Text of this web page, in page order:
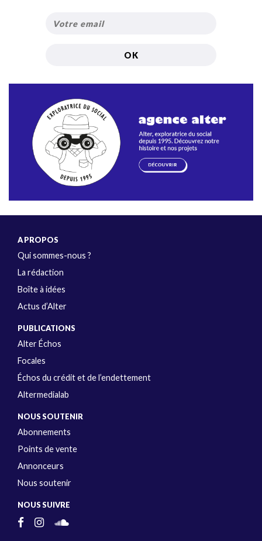
A PROPOS
Qui sommes-nous ?
La rédaction
Boîte à idées
Actus d’Alter
PUBLICATIONS
Alter Échos
Focales
Échos du crédit et de l’endettement
Altermedialab
NOUS SOUTENIR
Abonnements
Points de vente
Annonceurs
Nous soutenir
NOUS SUIVRE